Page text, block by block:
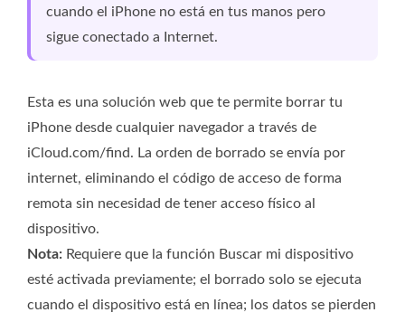
cuando el iPhone no está en tus manos pero
sigue conectado a Internet.
Esta es una solución web que te permite borrar tu
iPhone desde cualquier navegador a través de
iCloud.com/find. La orden de borrado se envía por
internet, eliminando el código de acceso de forma
remota sin necesidad de tener acceso físico al
dispositivo.
Nota: Requiere que la función Buscar mi dispositivo
esté activada previamente; el borrado solo se ejecuta
cuando el dispositivo está en línea; los datos se pierden